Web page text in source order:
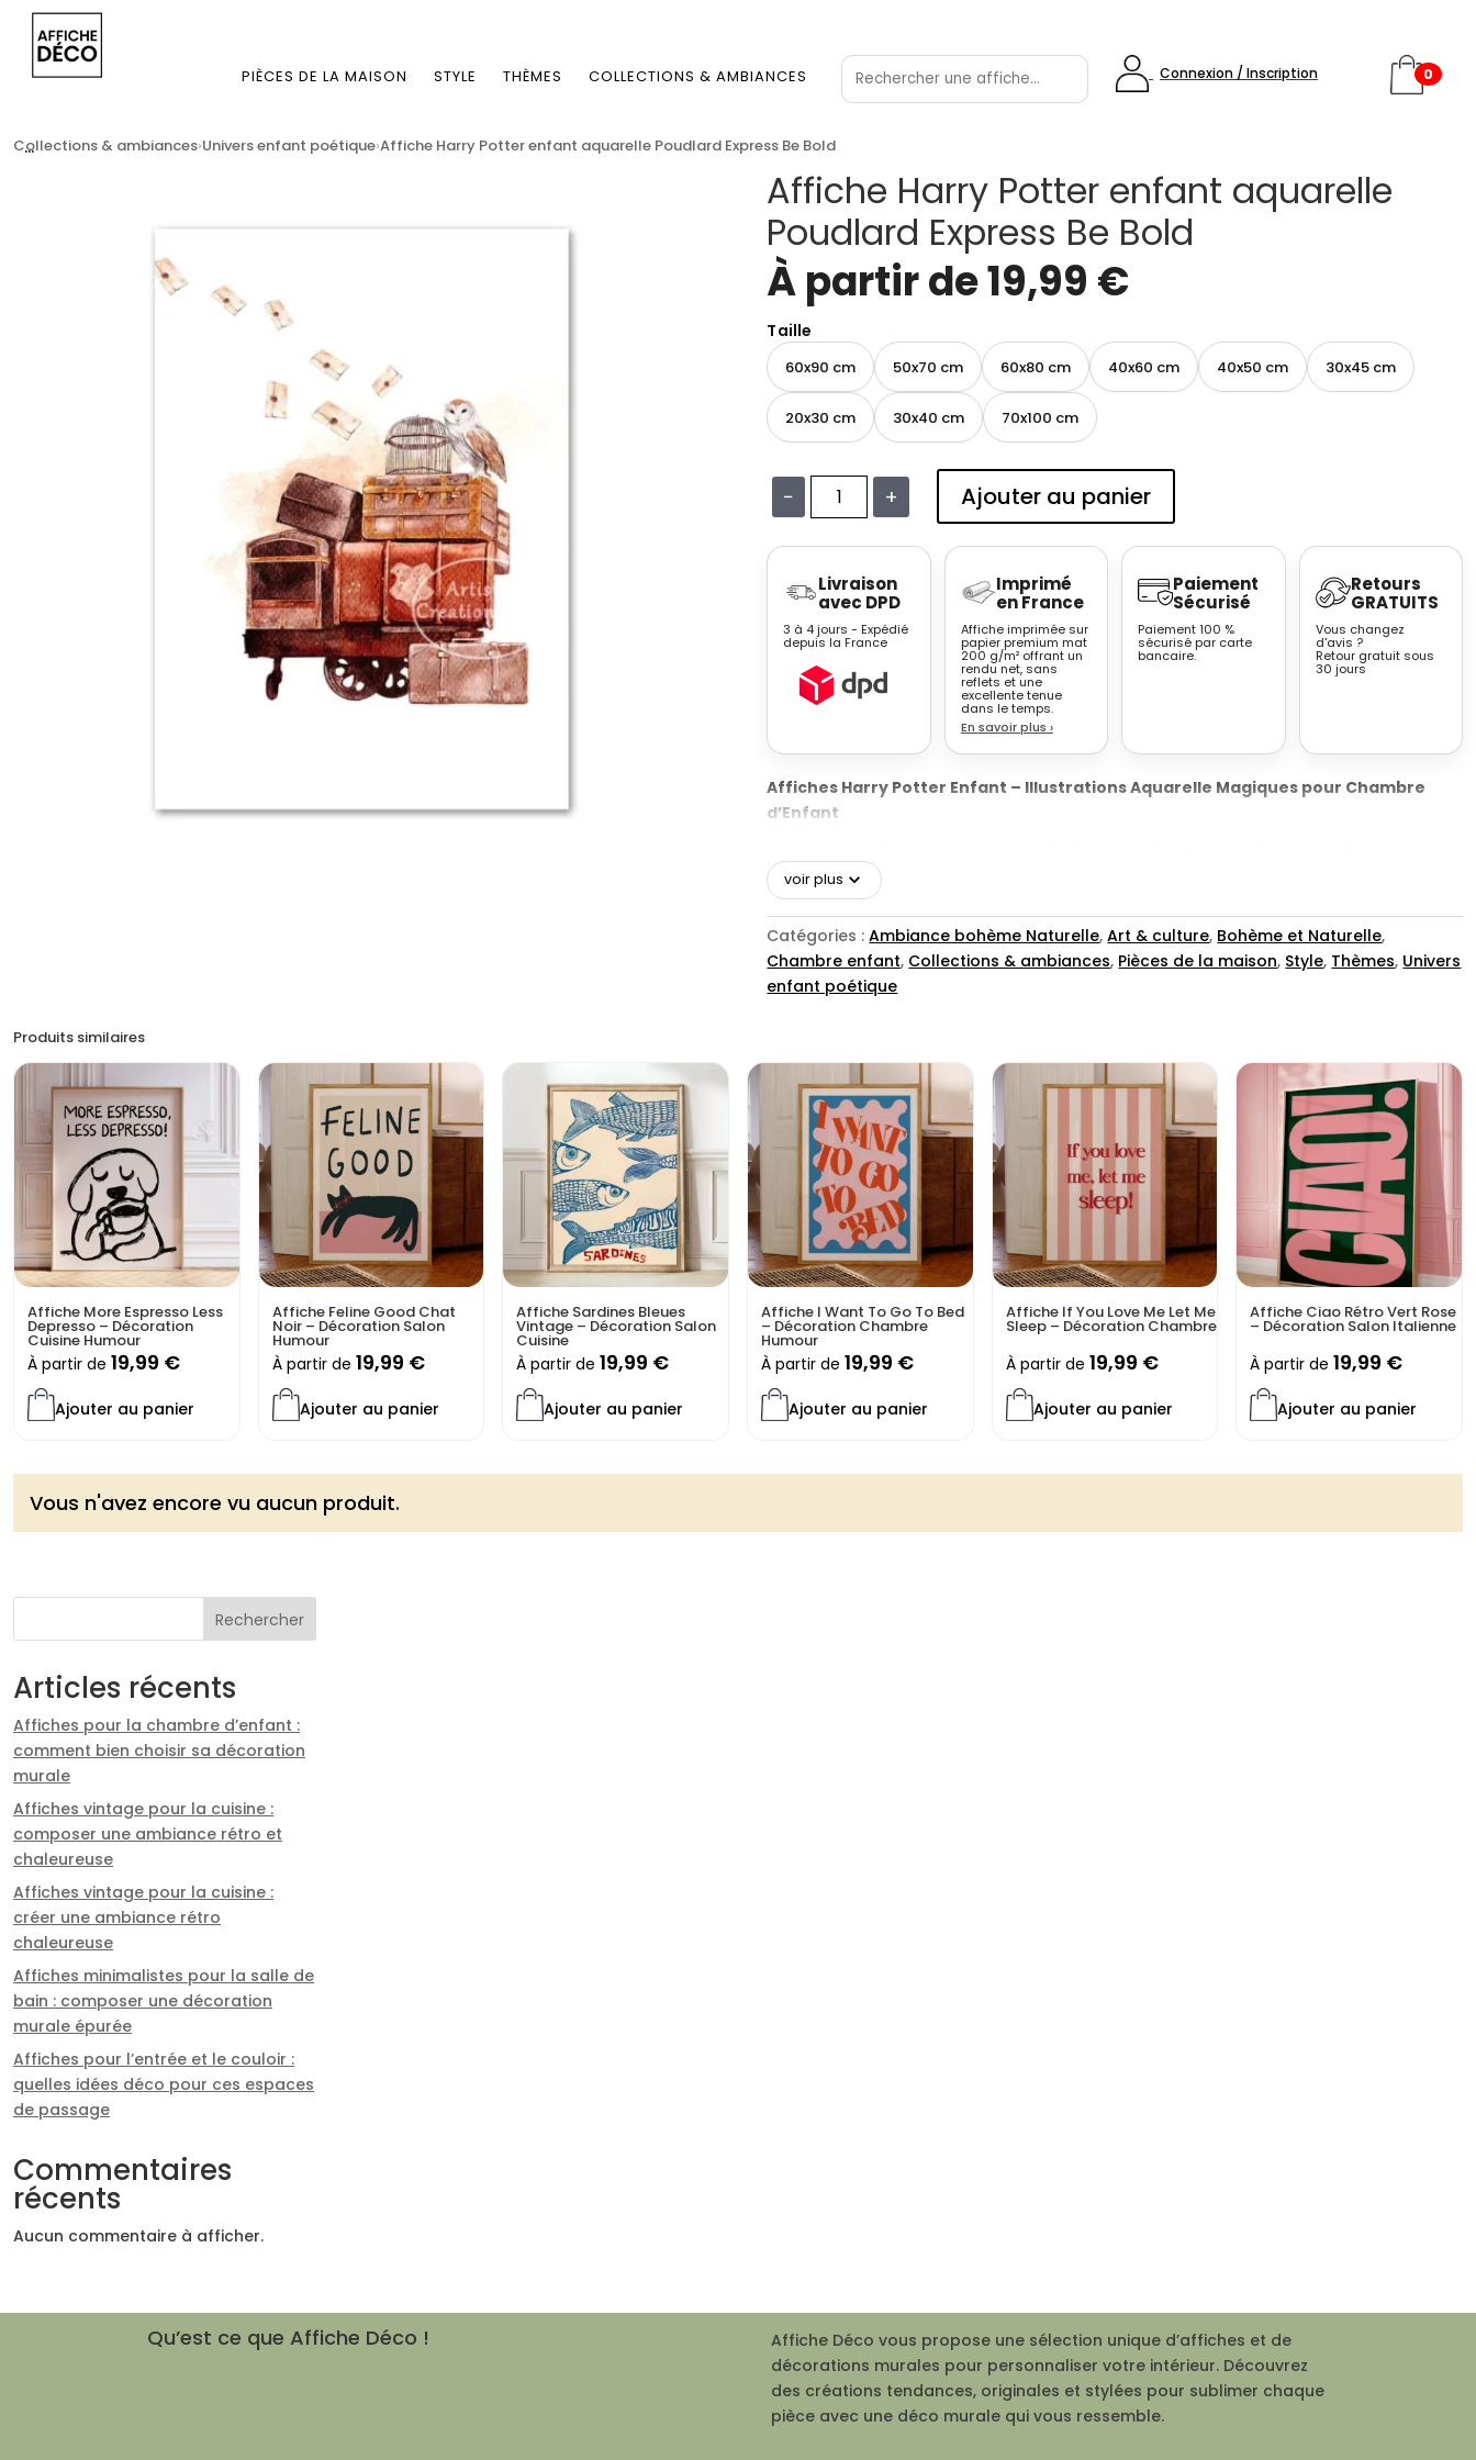
PIÈCES DE LA MAISON STYLE THÈMES COLLECTIONS & AMBIANCES Connexion / Inscription 0
...
Collections & ambiances Univers enfant poétique Affiche Harry Potter enfant aquarelle Poudlard Express Be Bold
Affiche Harry Potter enfant aquarelle
Poudlard Express Be Bold
À partir de19,99 €
Taille
60x90 cm 50x70 cm 60x80 cm 40x60 cm 40x50 cm 30x45 cm
20x30 cm 30x40 cm 70x100 cm
−
Affiche
Harry
enfant
Poudlard
Express
Bold
+ Ajouter au panier
Livraison
avec DPD
3 à 4 jours - Expédié
depuis la France
Imprimé
en France
Affiche imprimée sur
papier premium mat
200 g/m² offrant un
rendu net, sans
reflets et une
excellente tenue
dans le temps.
En savoir plus ›
Paiement
Sécurisé
Paiement 100 %
sécurisé par carte
bancaire.
Retours
GRATUITS
Vous changez
d'avis ?
Retour gratuit sous
30 jours
Affiches Harry Potter Enfant – Illustrations Aquarelle Magiques pour Chambre
d’Enfant
notre collection d’
pour les petits sorciers en herbe. Ces posters délicats et poétiques mettent en scène
les éléments incontournables de l’univers magique : le Poudlard Express, Hedwige, le
Choixpeau, le chaudron, les vieux grimoires et même le célèbre quai 9¾.
Leur style aquarelle, tendre et lumineux, en fait des œuvres parfaites pour créer une
Pourquoi choisir nos affiches Harry Potter pour enfants ?
Illustrations aquarelle douces et chaleureuses
Parfaites pour une chambre d’enfant ou un espace lecture
Qualité d’impression premium avec détails soignés
Thèmes iconiques de l’univers magique, adaptés aux plus jeunes
Idée cadeau idéale pour les fans de Harry Potter et de décoration
Transformez la chambre de votre enfant en un univers enchanté où l’aventure
commence à chaque regard.
Vendue sans cadre
voir plus
Catégories :Ambiance bohème Naturelle,Art & culture, Bohème et Naturelle,
Chambre enfant, Collections & ambiances, Pièces de la maison, Style, Thèmes, Univers
enfant poétique
Produits similaires
Affiche More Espresso Less
Depresso – Décoration
Cuisine Humour
À partir de 19,99 €
Ajouter au panier
Affiche Feline Good Chat
Noir – Décoration Salon
Humour
À partir de 19,99 €
Ajouter au panier
Affiche Sardines Bleues
Vintage – Décoration Salon
Cuisine
À partir de19,99 €
Ajouter au panier
Affiche I Want To Go To Bed
– Décoration Chambre
Humour
À partir de 19,99 €
Ajouter au panier
Affiche If You Love Me Let Me
Sleep – Décoration Chambre
À partir de 19,99 €
Ajouter au panier
Affiche Ciao Rétro Vert Rose
– Décoration Salon Italienne
À partir de19,99 €
Ajouter au panier
Vous n'avez encore vu aucun produit.
Rechercher
Articles récents
Affiches pour la chambre d’enfant :
comment bien choisir sa décoration
murale
Affiches vintage pour la cuisine :
composer une ambiance rétro et
chaleureuse
Affiches vintage pour la cuisine :
créer une ambiance rétro
chaleureuse
Affiches minimalistes pour la salle de
bain : composer une décoration
murale épurée
Affiches pour l’entrée et le couloir :
quelles idées déco pour ces espaces
de passage
Commentaires
récents
Aucun commentaire à afficher.
Qu’est ce que Affiche Déco !
Affiche Déco vous propose une sélection unique d’affiches et de
décorations murales pour personnaliser votre intérieur. Découvrez
des créations tendances, originales et stylées pour sublimer chaque
pièce avec une déco murale qui vous ressemble.